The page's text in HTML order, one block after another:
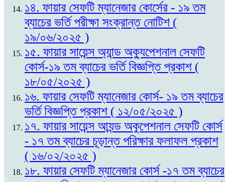
১৪. ফায়ার সেফটি ম্যানেজার কোর্সের - ১৯ তম
ব্যাচের ভর্তি পরীক্ষা সংক্রান্ত নোটিশ (
১৯/০৬/২০২৫ )
১৫. ফায়ার সায়েন্স অ্যান্ড অক্যুপেশনাল সেফটি
কোর্স-১৯ তম ব্যাচের ভর্তি বিজ্ঞপ্তি প্রকাশ (
১৮/০৫/২০২৫ )
১৬. ফায়ার সেফটি ম্যানেজার কোর্স- ১৯ তম ব্যাচের
ভর্তি বিজ্ঞপ্তি প্রকাশ ( ১২/০৫/২০২৫ )
১৭. ফায়ার সায়েন্স আ্যন্ড অকুপেশনাল সেফটি কোর্স
- ১৭ তম ব্যাচের চূড়ান্ত পরিক্ষার ফলাফল প্রকাশ
( ১৬/০২/২০২৫ )
১৮. ফায়ার সেফটি ম্যানেজার কোর্স -১৭ তম ব্যাচের